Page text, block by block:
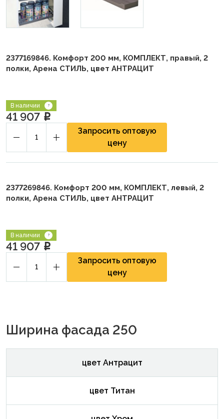
2377169846. Комфорт 200 мм, КОМПЛЕКТ, правый, 2
полки, Арена СТИЛЬ, цвет АНТРАЦИТ
В наличии
41 907 p
Запросить оптовую
цену
2377269846. Комфорт 200 мм, КОМПЛЕКТ, левый, 2
полки, Арена СТИЛЬ, цвет АНТРАЦИТ
В наличии
41 907 p
Запросить оптовую
цену
Ширина фасада 250
цвет Антрацит
цвет Титан